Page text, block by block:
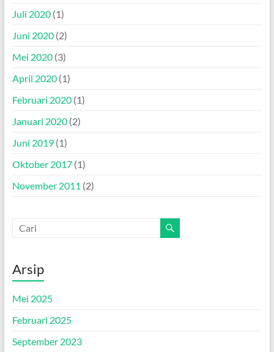
Juli 2020(1)
Juni 2020(2)
Mei 2020(3)
April 2020(1)
Februari 2020(1)
Januari 2020(2)
Juni 2019(1)
Oktober 2017(1)
November 2011 (2)
Arsip
Mei 2025
Februari 2025
September 2023